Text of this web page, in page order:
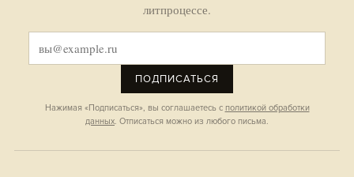
литпроцессе.
ПОДПИСАТЬСЯ
Нажимая «Подписаться», вы соглашаетесь с политикой обработки
данных. Отписаться можно из любого письма.